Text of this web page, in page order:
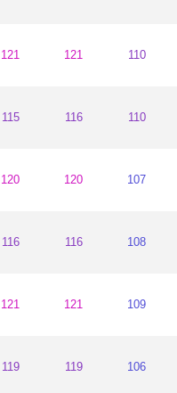
121 121 110
115 116 110
120 120 107
116 116 108
121 121 109
119 119 106